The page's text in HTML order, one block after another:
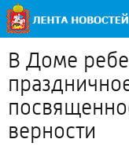
В Доме
верности